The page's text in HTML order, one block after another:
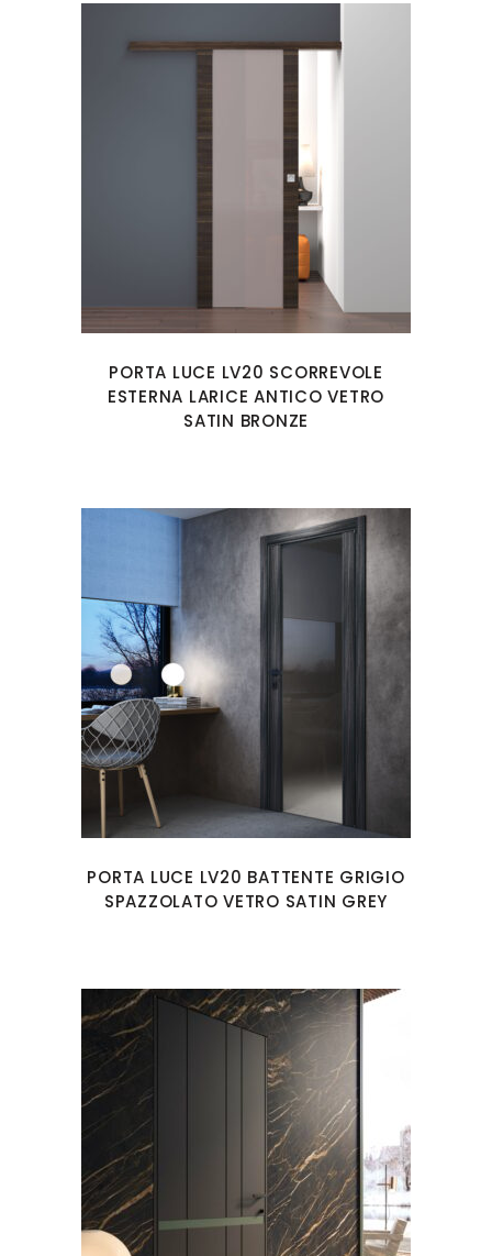
PORTA LUCE LV20 SCORREVOLE
ESTERNA LARICE ANTICO VETRO
SATIN BRONZE
PORTA LUCE LV20 BATTENTE GRIGIO
SPAZZOLATO VETRO SATIN GREY